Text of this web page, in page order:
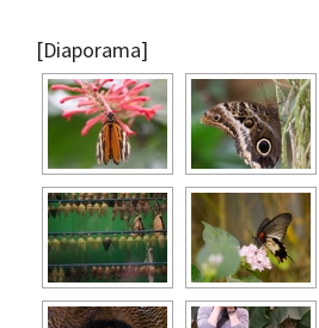
[Diaporama]